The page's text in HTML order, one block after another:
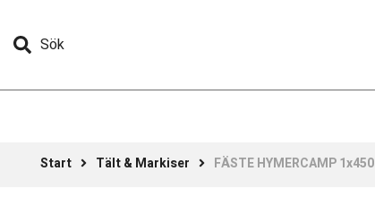
Sök
Start Tält & Markiser FÄSTE HYMERCAMP 1x450